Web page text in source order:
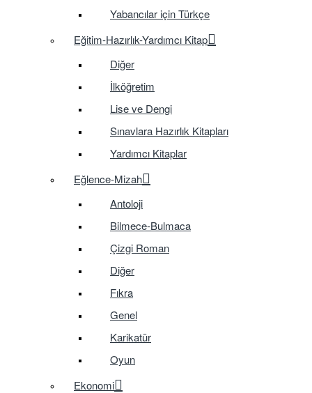
Yabancılar için Türkçe
Eğitim-Hazırlık-Yardımcı Kitap
Diğer
İlköğretim
Lise ve Dengi
Sınavlara Hazırlık Kitapları
Yardımcı Kitaplar
Eğlence-Mizah
Antoloji
Bilmece-Bulmaca
Çizgi Roman
Diğer
Fıkra
Genel
Karikatür
Oyun
Ekonomi